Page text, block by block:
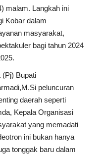
malam. Langkah ini
Kobar dalam
masyarakat,
bagi tahun 2024
Bupati
peluncuran
daerah seperti
Kepala Organisasi
yang memadati
ini bukan hanya
tonggak baru dalam